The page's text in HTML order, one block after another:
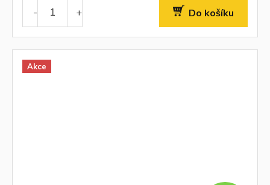
Do košíku
Akce